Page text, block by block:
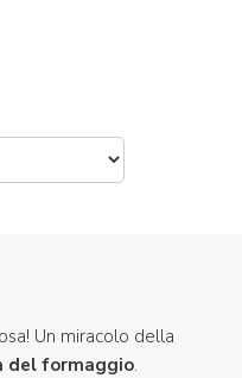
Un miracolo della
del formaggio.